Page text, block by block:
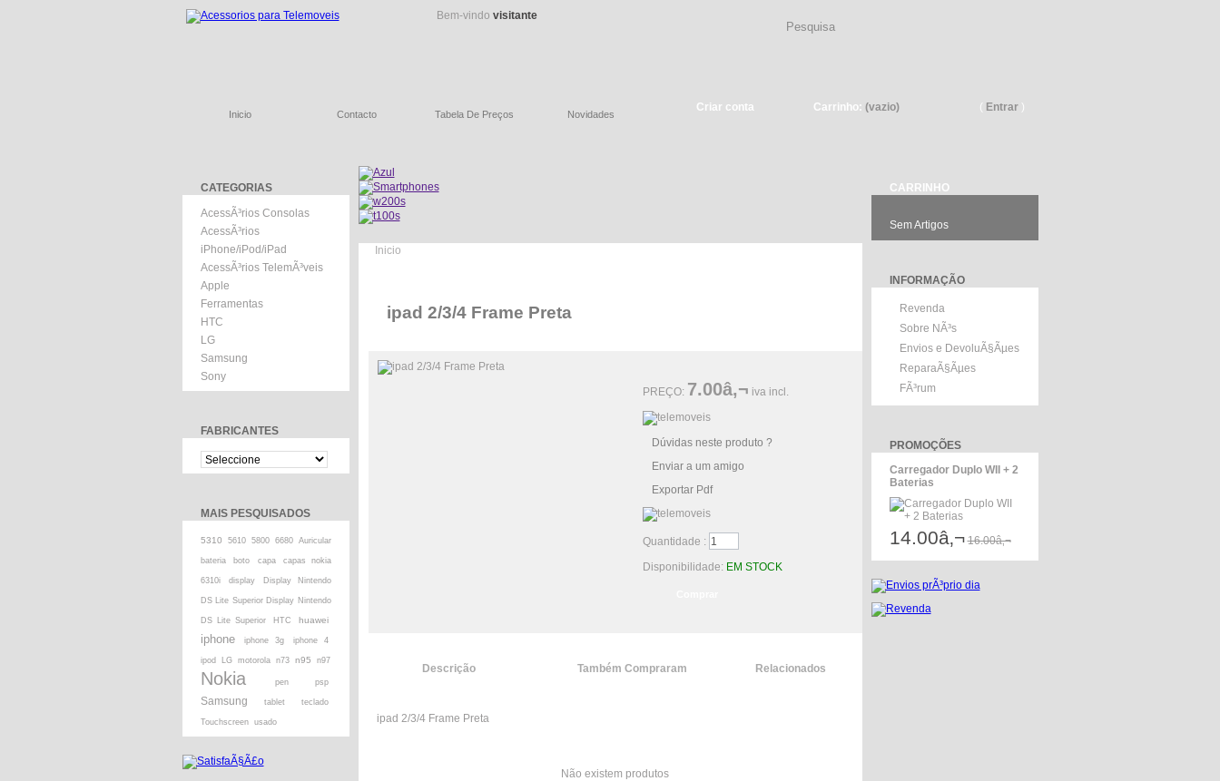
Bem-vindo visitante
Inicio Contacto Tabela De Preços Novidades
Criar conta Carrinho: (vazio) ( Entrar)
CATEGORIAS
AcessÃ³rios Consolas
AcessÃ³rios
iPhone/iPod/iPad
AcessÃ³rios TelemÃ³veis
Apple
Ferramentas
HTC
LG
Samsung
Sony
FABRICANTES
MAIS PESQUISADOS
5310 5610 5800 6680 Auricular
bateria boto capa capas nokia
6310i display Display Nintendo
DS Lite Superior Display Nintendo
DS Lite Superior HTC huawei
iphone iphone 3g iphone 4
ipod LG motorola n73 n95 n97
Nokia pen psp
Samsung tablet teclado
Touchscreen usado
Inicio
ipad 2/3/4 Frame Preta
PREÇO: 7.00â‚¬ iva incl.
Dúvidas neste produto ?
Enviar a um amigo
Exportar Pdf
Quantidade :
Disponibilidade: EM STOCK
Descrição Também Compraram Relacionados
ipad 2/3/4 Frame Preta
Não existem produtos
CARRINHO
Sem Artigos
INFORMAÇÃO
Revenda
Sobre NÃ³s
Envios e DevoluÃ§Ãµes
ReparaÃ§Ãµes
FÃ³rum
PROMOÇÕES
Carregador Duplo WII + 2
Baterias
14.00â‚¬ 16.00â‚¬